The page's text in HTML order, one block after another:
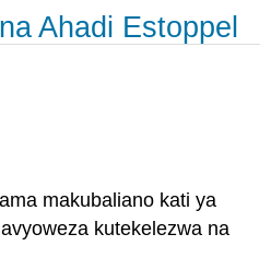
Ahadi Estoppel
makubaliano kati ya
kutekelezwa na